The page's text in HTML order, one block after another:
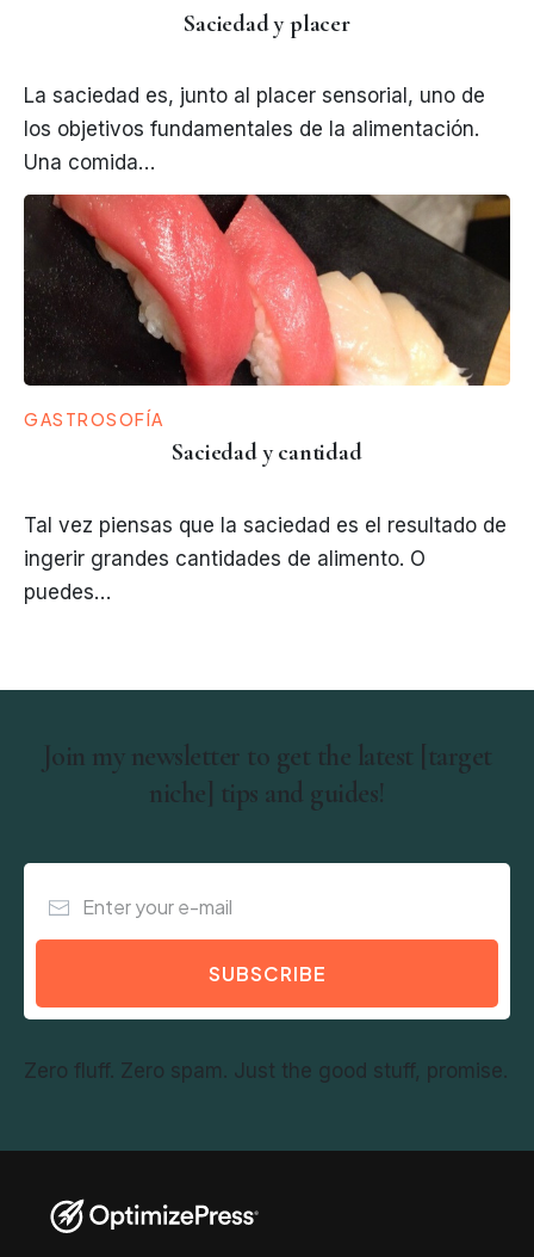
Saciedad y placer
La saciedad es, junto al placer sensorial, uno de
los objetivos fundamentales de la alimentación.
Una comida…
GASTROSOFÍA
Saciedad y cantidad
Tal vez piensas que la saciedad es el resultado de
ingerir grandes cantidades de alimento. O
puedes…
Join my newsletter to get the latest [target
niche] tips and guides!
SUBSCRIBE
Zero fluff. Zero spam. Just the good stuff, promise.